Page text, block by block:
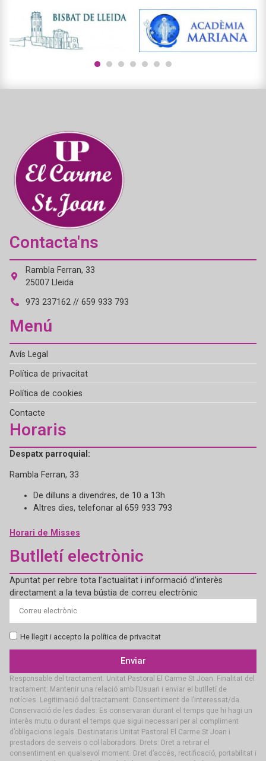
Contacta'ns
Rambla Ferran, 33
25007 Lleida
973 237162 // 659 933 793
Menú
Avís Legal
Política de privacitat
Política de cookies
Contacte
Horaris
Despatx parroquial:
Rambla Ferran, 33
De dilluns a divendres, de 10 a 13h
Altres dies, telefonar al 659 933 793
Horari de Misses
Butlletí electrònic
Apuntat per rebre tota l’actualitat i informació d’interès
directament a la teva bústia de correu electrònic
He llegit i accepto la política de privacitat
Enviar
Responsable del tractament: Unitat Pastoral El Carme St Joan. Finalitat del
tractament: Mantenir una relació amb l’Usuari i enviar el butlletí de
notícies. Legitimació del tractament: Consentiment de l’interessat/da.
Conservació de les dades: Es conservaran durant el temps que hi hagi un
interès mutu o durant el temps que sigui necessari per al compliment
d’obligacions legals. Destinataris:Unitat Pastoral El Carme St Joan i
prestadors de serveis o col·laboradors. Drets: Dret a retirar el
consentiment en qualsevol moment. Dret d’accés, rectificació, portabilitat i